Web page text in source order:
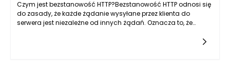
Czym jest bezstanowość HTTP?Bezstanowość HTTP odnosi się
do zasady, że każde żądanie wysyłane przez klienta do
serwera jest niezależne od innych żądań. Oznacza to, że